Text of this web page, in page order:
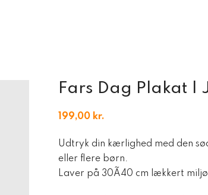
Fars Dag Plakat |
199,00 kr.
Udtryk din kærlighed med den
eller flere børn.
Laver på 30Ã40 cm lækkert